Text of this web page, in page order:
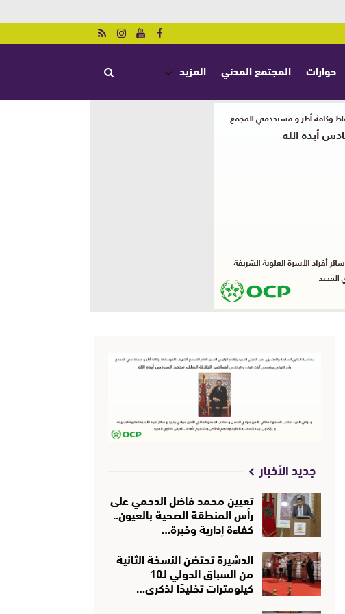
حوارات المجتمع المدني المزيد
جديد الأخبار
تعيين محمد فاضل الدحمي على
رأس المنطقة الصحية بالعيون..
كفاءة إدارية وخبرة…
الدشيرة تحتضن النسخة الثانية
من السباق الدولي لـ10
كيلومترات تخليدًا لذكرى…